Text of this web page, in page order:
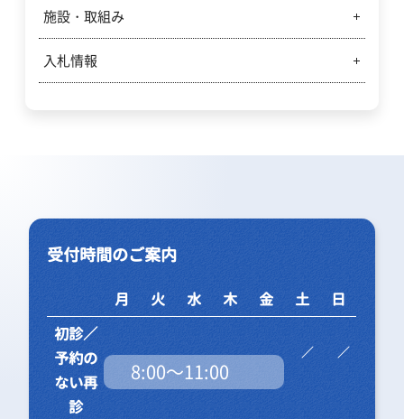
診療情報の利用について
医療上の事故等公表について
意思決定支援
治験・臨床研究関係
岐阜市民病院経営強化プラン
市民病院の目標と取り組み
施設・取組み
敷地内全面禁煙について
シニアカー・電動車いすをご利用のみなさまへのお
院内レストランのご案内
入札情報
受付時間のご案内
月 火 水 木 金 土
日
初診／
予約の
ない再
診
8:00～11:00